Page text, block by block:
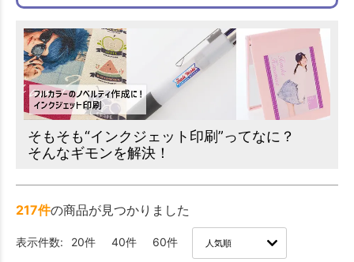
そもそも“インクジェット印刷”ってなに？
そんなギモンを解決！
217件の商品が見つかりました
表示件数: 20件 40件 60件